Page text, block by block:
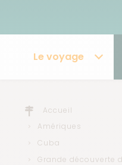
Le voyage
Accueil
Amériques
Cuba
Grande découverte